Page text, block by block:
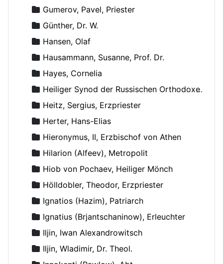
Gumerov, Pavel, Priester
Günther, Dr. W.
Hansen, Olaf
Hausammann, Susanne, Prof. Dr.
Hayes, Cornelia
Heiliger Synod der Russischen Orthodoxen Kirche
Heitz, Sergius, Erzpriester
Herter, Hans-Elias
Hieronymus, II, Erzbischof von Athen
Hilarion (Alfeev), Metropolit
Hiob von Pochaev, Heiliger Mönch
Hölldobler, Theodor, Erzpriester
Ignatios (Hazim), Patriarch
Ignatius (Brjantschaninow), Erleuchter
Iljin, Iwan Alexandrowitsch
Iljin, Wladimir, Dr. Theol.